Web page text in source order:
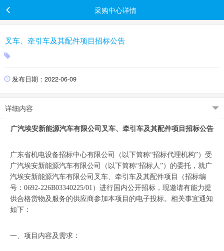
采购中心详情
叉车、牵引车及其配件项目招标公告
发布日期：2022-06-09
详细内容
广汽埃安新能源汽车有限公司叉车、牵引车及其配件项目招标公告
广东省机电设备招标中心有限公司（以下简称“招标代理机构”）受
广汽埃安新能源汽车有限公司（以下简称“招标人”）的委托，就广
汽埃安新能源汽车有限公司叉车、牵引车及其配件项目（招标编
号：0692-226B03340225/01）进行国内公开招标，现邀请有能力提
供合格货物及服务的供应商参加本项目的电子投标。相关事宜通知
如下：
一、项目内容及需求：